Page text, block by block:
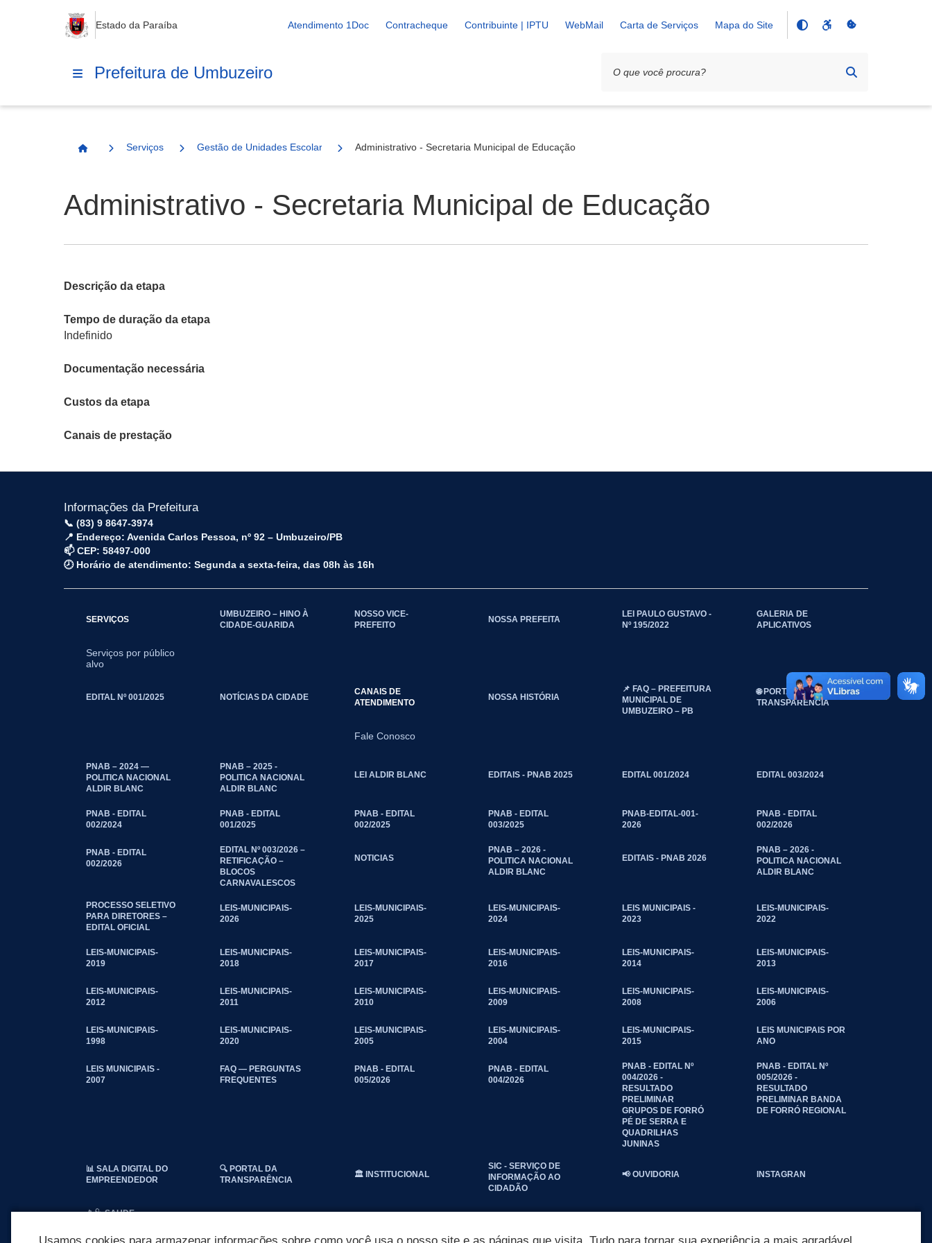
Estado da Paraíba Atendimento 1Doc Contracheque Contribuinte | IPTU WebMail Carta de Serviços Mapa do Site
Prefeitura de Umbuzeiro
Página Inicial
Serviços Gestão de Unidades Escolares Administrativo - Secretaria Municipal de Educação
Administrativo - Secretaria Municipal de Educação
Descrição da etapa
Tempo de duração da etapa
Indefinido
Documentação necessária
Custos da etapa
Canais de prestação
Informações da Prefeitura
📞 (83) 9 8647-3974
📍 Endereço: Avenida Carlos Pessoa, nº 92 – Umbuzeiro/PB
📫 CEP: 58497-000
🕗 Horário de atendimento: Segunda a sexta-feira, das 08h às 16h
SERVIÇOS
Serviços por público
alvo
UMBUZEIRO – HINO À
CIDADE-GUARIDA
NOSSO VICE-
PREFEITO
NOSSA PREFEITA
LEI PAULO GUSTAVO -
Nº 195/2022
GALERIA DE
APLICATIVOS
EDITAL Nº 001/2025 NOTÍCIAS DA CIDADE
CANAIS DE
ATENDIMENTO
Fale Conosco
NOSSA HISTÓRIA
📌 FAQ – PREFEITURA
MUNICIPAL DE
UMBUZEIRO – PB
🌐 PORTAL DA
TRANSPARÊNCIA
PNAB – 2024 —
POLITICA NACIONAL
ALDIR BLANC
PNAB – 2025 -
POLITICA NACIONAL
ALDIR BLANC
LEI ALDIR BLANC EDITAIS - PNAB 2025 EDITAL 001/2024 EDITAL 003/2024
PNAB - EDITAL
002/2024
PNAB - EDITAL
001/2025
PNAB - EDITAL
002/2025
PNAB - EDITAL
003/2025
PNAB-EDITAL-001-
2026
PNAB - EDITAL
002/2026
PNAB - EDITAL
002/2026
EDITAL Nº 003/2026 –
RETIFICAÇÃO –
BLOCOS
CARNAVALESCOS
NOTICIAS
PNAB – 2026 -
POLITICA NACIONAL
ALDIR BLANC
EDITAIS - PNAB 2026
PNAB – 2026 -
POLITICA NACIONAL
ALDIR BLANC
PROCESSO SELETIVO
PARA DIRETORES –
EDITAL OFICIAL
LEIS-MUNICIPAIS-
2026
LEIS-MUNICIPAIS-
2025
LEIS-MUNICIPAIS-
2024
LEIS MUNICIPAIS -
2023
LEIS-MUNICIPAIS-
2022
LEIS-MUNICIPAIS-
2019
LEIS-MUNICIPAIS-
2018
LEIS-MUNICIPAIS-
2017
LEIS-MUNICIPAIS-
2016
LEIS-MUNICIPAIS-
2014
LEIS-MUNICIPAIS-
2013
LEIS-MUNICIPAIS-
2012
LEIS-MUNICIPAIS-
2011
LEIS-MUNICIPAIS-
2010
LEIS-MUNICIPAIS-
2009
LEIS-MUNICIPAIS-
2008
LEIS-MUNICIPAIS-
2006
LEIS-MUNICIPAIS-
1998
LEIS-MUNICIPAIS-
2020
LEIS-MUNICIPAIS-
2005
LEIS-MUNICIPAIS-
2004
LEIS-MUNICIPAIS-
2015
LEIS MUNICIPAIS POR
ANO
LEIS MUNICIPAIS -
2007
FAQ — PERGUNTAS
FREQUENTES
PNAB - EDITAL
005/2026
PNAB - EDITAL
004/2026
PNAB - EDITAL Nº
004/2026 -
RESULTADO
PRELIMINAR
GRUPOS DE FORRÓ
PÉ DE SERRA E
QUADRILHAS
JUNINAS
PNAB - EDITAL Nº
005/2026 -
RESULTADO
PRELIMINAR BANDA
DE FORRÓ REGIONAL
📊 SALA DIGITAL DO
EMPREENDEDOR
🔍 PORTAL DA
TRANSPARÊNCIA
🏛️ INSTITUCIONAL
SIC - SERVIÇO DE
INFORMAÇÃO AO
CIDADÃO
📢 OUVIDORIA INSTAGRAN
📱🩺 SAUDE